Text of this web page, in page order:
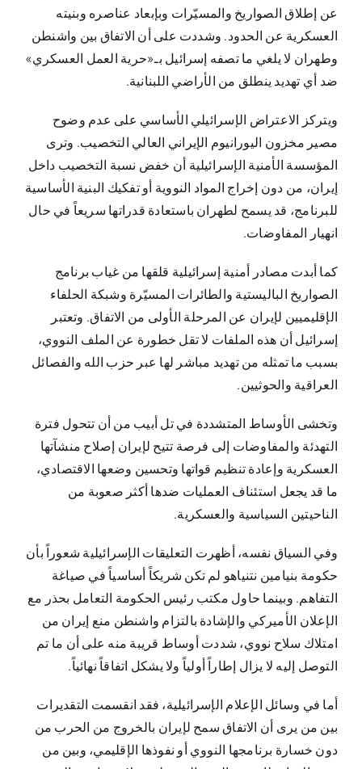
عن إطلاق الصواريخ والمسيّرات وبإبعاد عناصره وبنيته
العسكرية عن الحدود. وشددت على أن الاتفاق بين واشنطن
وطهران لا يلغي ما تصفه إسرائيل بـ«حرية العمل العسكري»
ضد أي تهديد ينطلق من الأراضي اللبنانية.
ويتركز الاعتراض الإسرائيلي الأساسي على عدم وضوح
مصير مخزون اليورانيوم الإيراني العالي التخصيب. وترى
المؤسسة الأمنية الإسرائيلية أن خفض نسبة التخصيب داخل
إيران، من دون إخراج المواد النووية أو تفكيك البنية الأساسية
للبرنامج، قد يسمح لطهران باستعادة قدراتها سريعاً في حال
انهيار المفاوضات.
كما أبدت مصادر أمنية إسرائيلية قلقها من غياب برنامج
الصواريخ الباليستية والطائرات المسيّرة وشبكة الحلفاء
الإقليميين لإيران عن المرحلة الأولى من الاتفاق. وتعتبر
إسرائيل أن هذه الملفات لا تقل خطورة عن الملف النووي،
بسبب ما تمثله من تهديد مباشر لها عبر حزب الله والفصائل
العراقية والحوثيين.
وتخشى الأوساط المتشددة في تل أبيب من أن تتحول فترة
التهدئة والمفاوضات إلى فرصة تتيح لإيران إصلاح منشآتها
العسكرية وإعادة تنظيم قواتها وتحسين وضعها الاقتصادي،
ما قد يجعل استئناف العمليات ضدها أكثر صعوبة من
الناحيتين السياسية والعسكرية.
وفي السياق نفسه، أظهرت التعليقات الإسرائيلية شعوراً بأن
حكومة بنيامين نتنياهو لم تكن شريكاً أساسياً في صياغة
التفاهم. وبينما حاول مكتب رئيس الحكومة التعامل بحذر مع
الإعلان الأميركي والإشادة بالتزام واشنطن منع إيران من
امتلاك سلاح نووي، شددت أوساط قريبة منه على أن ما تم
التوصل إليه لا يزال إطاراً أولياً ولا يشكل اتفاقاً نهائياً.
أما في وسائل الإعلام الإسرائيلية، فقد انقسمت التقديرات
بين من يرى أن الاتفاق سمح لإيران بالخروج من الحرب من
دون خسارة برنامجها النووي أو نفوذها الإقليمي، وبين من